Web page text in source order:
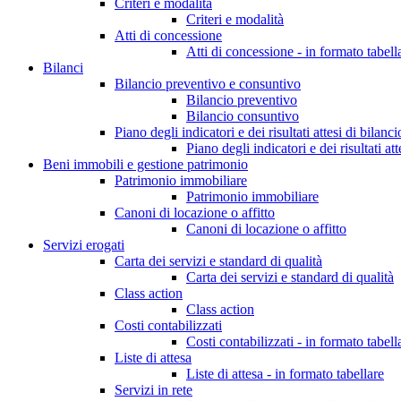
Criteri e modalità
Atti di concessione
Atti di concessione - in formato
Bilanci
Bilancio preventivo e consuntivo
Bilancio preventivo
Bilancio consuntivo
Piano degli indicatori e dei risultati attesi di
Piano degli indicatori e dei risultati
Beni immobili e gestione patrimonio
Patrimonio immobiliare
Patrimonio immobiliare
Canoni di locazione o affitto
Canoni di locazione o affitto
Servizi erogati
Carta dei servizi e standard di qualità
Carta dei servizi e standard di qualità
Class action
Class action
Costi contabilizzati
Costi contabilizzati - in formato
Liste di attesa
Liste di attesa - in formato tabellare
Servizi in rete